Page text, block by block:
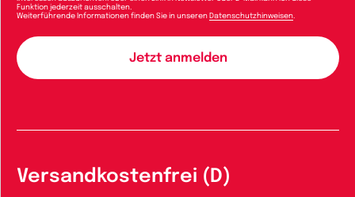
Funktion jederzeit ausschalten.
Weiterführende Informationen finden Sie in unseren Datenschutzhinweisen.
Versandkostenfrei (D)